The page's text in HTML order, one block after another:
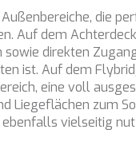
die
Auf dem
sowie direkten
ist. Auf dem
eine voll
Liegeflächen zum
vielseitig